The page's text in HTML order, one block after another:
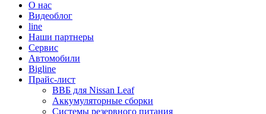
О нас
Видеоблог
line
Наши партнеры
Сервис
Автомобили
Bigline
Прайс-лист
ВВБ для Nissan Leaf
Аккумуляторные сборки
Системы резервного питания